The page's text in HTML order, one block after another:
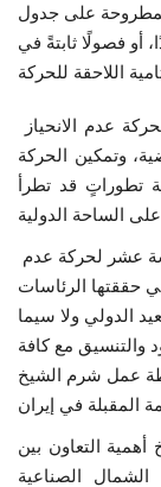
الرعاة
الشركاء
Gallery
لغة
French Arabic
على جدول
أو فصولًا ثابتةً في
وتمكين الحركة
تطوراتٍ قد تطرأ
حققتها الرئاسات
الدولي ولا سيما
والتنسيق مع كافة
عمل شرم الشيخ
التعاون بين
الصناعية